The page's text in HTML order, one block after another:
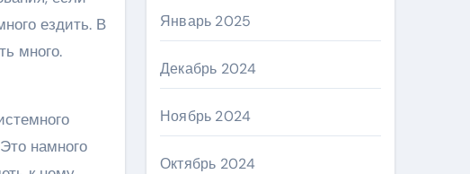
ездить. В
много.
намного
Январь 2025
Декабрь 2024
Ноябрь 2024
Октябрь 2024